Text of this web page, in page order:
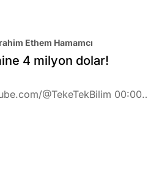
Ethem Hamamcı
4 milyon dolar!
@TekeTekBilim 00:00
Ethem Hamamcı kimdir ve
neler? 10:54 Kendi şirketlerini